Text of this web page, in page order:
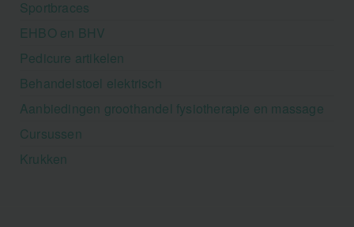
Sportbraces
EHBO en BHV
Pedicure artikelen
Behandelstoel elektrisch
Aanbiedingen groothandel fysiotherapie en massage
Cursussen
Krukken